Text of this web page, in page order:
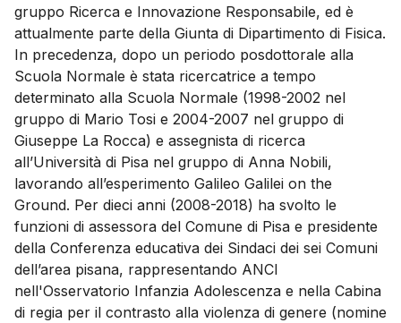
gruppo Ricerca e Innovazione Responsabile, ed è
attualmente parte della Giunta di Dipartimento di Fisica.
In precedenza, dopo un periodo posdottorale alla
Scuola Normale è stata ricercatrice a tempo
determinato alla Scuola Normale (1998-2002 nel
gruppo di Mario Tosi e 2004-2007 nel gruppo di
Giuseppe La Rocca) e assegnista di ricerca
all’Università di Pisa nel gruppo di Anna Nobili,
lavorando all’esperimento Galileo Galilei on the
Ground. Per dieci anni (2008-2018) ha svolto le
funzioni di assessora del Comune di Pisa e presidente
della Conferenza educativa dei Sindaci dei sei Comuni
dell’area pisana, rappresentando ANCI
nell'Osservatorio Infanzia Adolescenza e nella Cabina
di regia per il contrasto alla violenza di genere (nomine